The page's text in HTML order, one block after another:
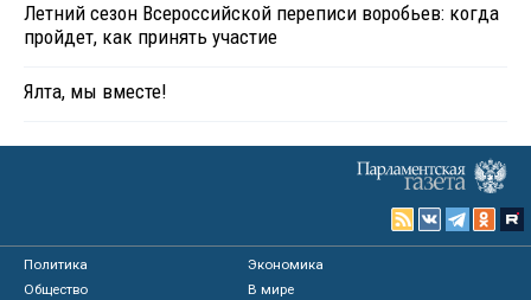
Летний сезон Всероссийской переписи воробьев: когда
пройдет, как принять участие
Ялта, мы вместе!
Политика
Экономика
Общество
В мире